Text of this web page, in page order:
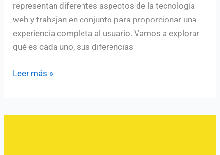
representan diferentes aspectos de la tecnología
web y trabajan en conjunto para proporcionar una
experiencia completa al usuario. Vamos a explorar
qué es cada uno, sus diferencias
Que
el
Frontend
Leer más »